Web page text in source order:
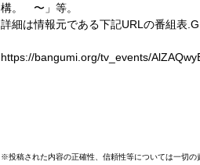
構。 〜」等。
詳細は情報元である下記URLの番組表.G
https://bangumi.org/tv_events/
※投稿された内容の正確性、信頼性等については一切